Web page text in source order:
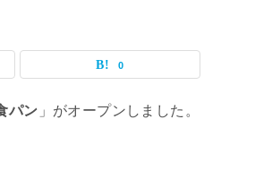
0
パン 」がオープンしました。